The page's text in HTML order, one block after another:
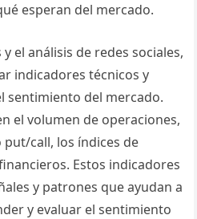
esperan del mercado.
el análisis de redes sociales,
indicadores técnicos y
sentimiento del mercado.
el volumen de operaciones,
call, los índices de
Estos indicadores
y patrones que ayudan a
y evaluar el sentimiento